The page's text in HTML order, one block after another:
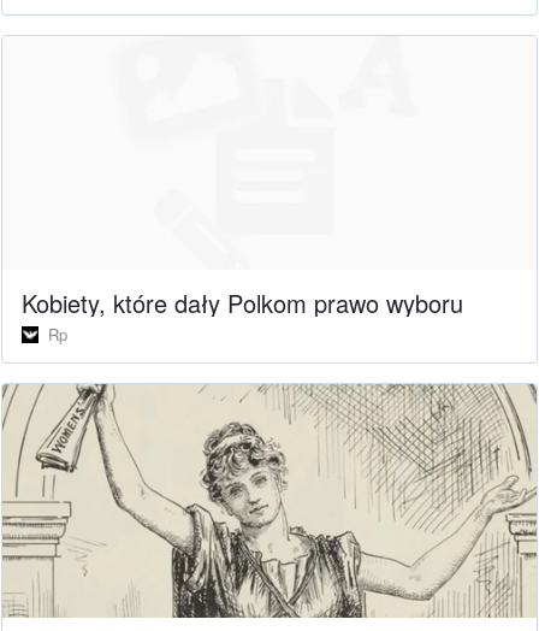
Kobiety, które dały Polkom prawo wyboru
Rp